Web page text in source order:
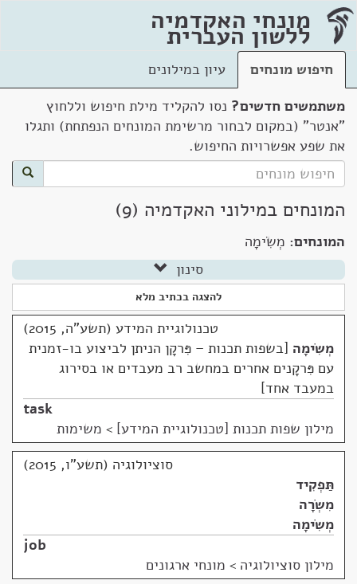
מונחי האקדמיה
ללשון העברית
חיפוש מונחים
עיון במילונים
משתמשים חדשים? נסו להקליד מילת חיפוש וללחוץ
"אנטר" (במקום לבחור מרשימת המונחים הנפתחת) ותגלו
את שפע אפשרויות החיפוש.
המונחים במילוני האקדמיה (9)
המונחים: מְשִׂימָה
סינון
להצגה בכתיב מלא
טכנולוגיית המידע (תשע"ה, 2015)
מְשִׂימָה בשפות תכנות – פִּרקָן הניתן לביצוע בו-זמנית
עם פִּרקָנים אחרים במחשב רב מעבדים או בסירוג
במעבד אחד
task
מילון שפות תכנות [טכנולוגיית המידע] > משימות
סוציולוגיה (תשע"ו, 2015)
תַּפְקִיד
מִשְׂרָה
מְשִׂימָה
job
מילון סוציולוגיה > מונחי ארגונים